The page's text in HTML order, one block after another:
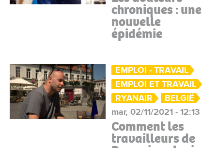
chroniques : une
nouvelle
épidémie
EMPLOI - TRAVAIL
EMPLOI ET TRAVAIL
RYANAIR
BELGIË
mar, 02/11/2021 - 12:13
Comment les
travailleurs de